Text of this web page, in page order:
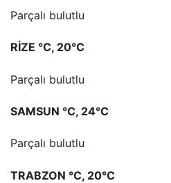
Parçalı bulutlu
RİZE °C, 20°C
Parçalı bulutlu
SAMSUN °C, 24°C
Parçalı bulutlu
TRABZON °C, 20°C